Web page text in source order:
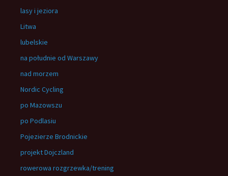
lasy i jeziora
Litwa
lubelskie
na południe od Warszawy
nad morzem
Nordic Cycling
po Mazowszu
po Podlasiu
Pojezierze Brodnickie
projekt Dojczland
rowerowa rozgrzewka/trening